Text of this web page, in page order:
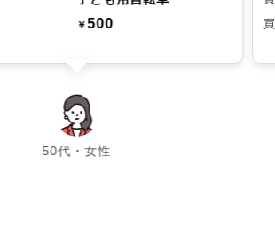
￥500
50代・女性
chevron_left chevron_right